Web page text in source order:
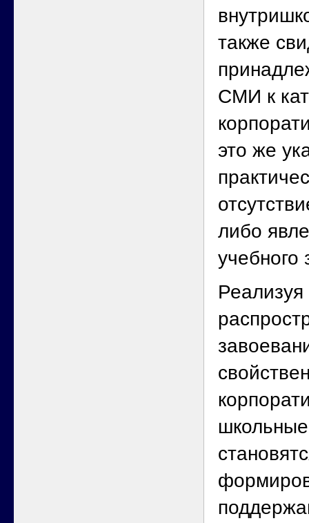
также
СМИ к
это же
либо
учебного
Реализуя